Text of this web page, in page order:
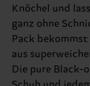
Knöchel und
ganz ohne
Pack
aus
Die pure Black-